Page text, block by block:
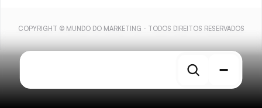
COPYRIGHT © MUNDO DO MARKETING - TODOS DIREITOS RESERVADOS